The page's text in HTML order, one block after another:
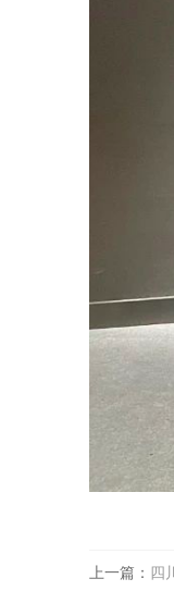
上一篇： 四